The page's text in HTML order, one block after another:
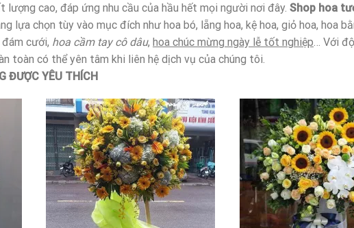
lượng cao, đáp ứng nhu cầu của hầu hết mọi người nơi đây. Shop hoa
lựa chọn tùy vào mục đích như hoa bó, lẵng hoa, kệ hoa, giỏ hoa, hoa
cưới, hoa cầm tay cô dâu, hoa chúc mừng ngày lễ tốt nghiệp … Với
toàn có thể yên tâm khi liên hệ dịch vụ của chúng tôi.
ĐƯỢC YÊU THÍCH